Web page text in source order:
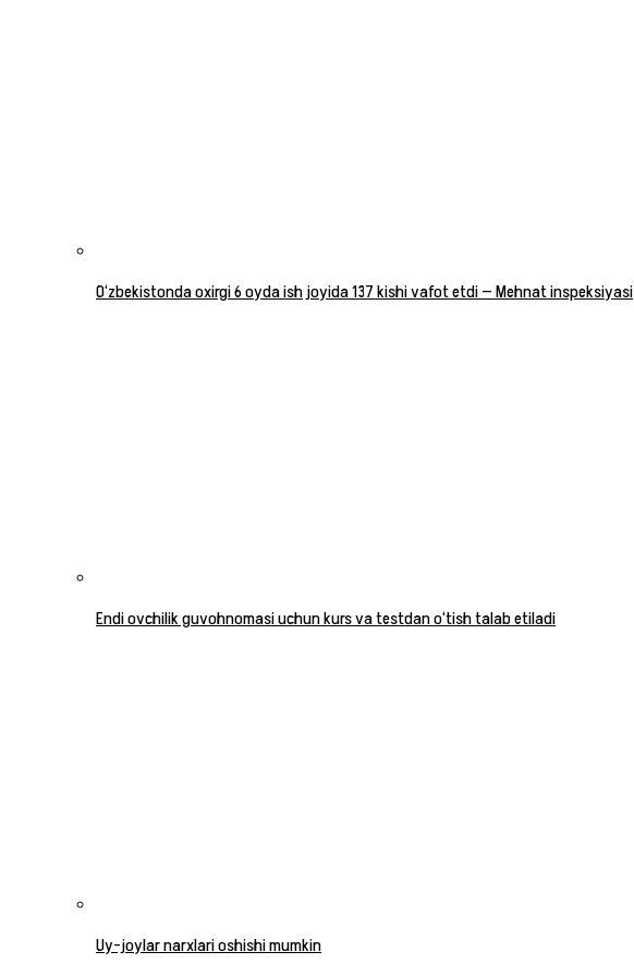
O‘zbekistonda oxirgi 6 oyda ish joyida 137 kishi vafot etdi — Mehnat inspeksiyasi
Endi ovchilik guvohnomasi uchun kurs va testdan o‘tish talab etiladi
Uy-joylar narxlari oshishi mumkin